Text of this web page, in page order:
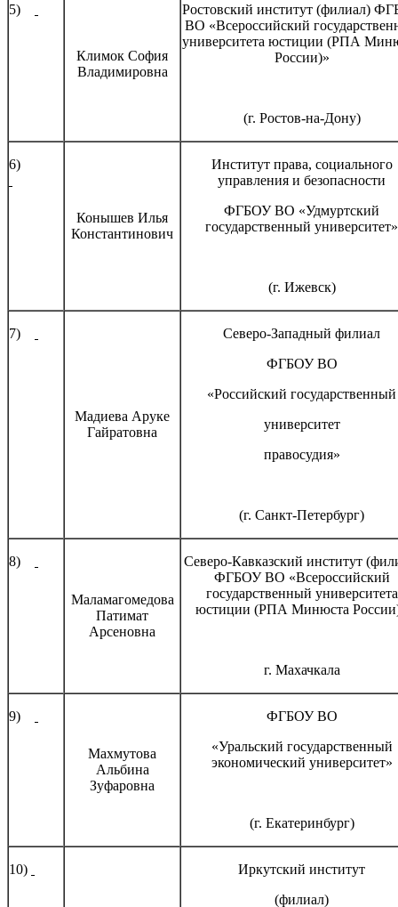
5)
Климок София
Владимировна
Ростовский институт (филиал)
ВО «Всероссийский
университета юстиции (РПА
России)»
(г. Ростов-на-Дону)
6)
Конышев Илья
Константинович
Институт права, социального
управления и безопасности
ФГБОУ ВО «Удмуртский
государственный университет»
(г. Ижевск)
7)
Мадиева Аруке
Гайратовна
Северо-Западный филиал
ФГБОУ ВО
«Российский государственный
университет
правосудия»
(г. Санкт-Петербург)
8)
Маламагомедова
Патимат
Арсеновна
Северо-Кавказский институт
ФГБОУ ВО «Всероссийский
государственный университета
юстиции (РПА Минюста
г. Махачкала
9)
Махмутова
Альбина
Зуфаровна
ФГБОУ ВО
«Уральский государственный
экономический университет»
(г. Екатеринбург)
10)
Иркутский институт
(филиал)